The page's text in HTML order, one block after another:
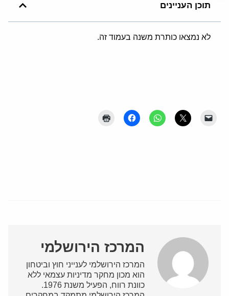
תוכן העניינים
לא נמצאו כותרת משנה בעמוד זה.
המרכז הירושלמי
המרכז הירושלמי לענייני חוץ וביטחון
הוא מכון מחקר מדיניות עצמאי ללא
כוונת רווח, הפעיל משנת 1976.